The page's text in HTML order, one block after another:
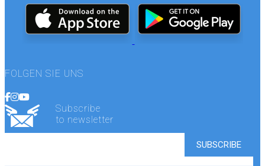
FOLGEN SIE UNS
Subscribe
to newsletter